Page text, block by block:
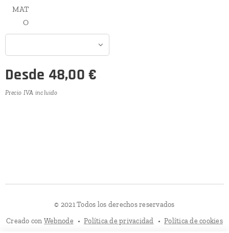
MAT
O
Desde 48,00 €
Precio IVA incluido
© 2021 Todos los derechos reservados
Creado con Webnode Política de privacidad Política de cookies